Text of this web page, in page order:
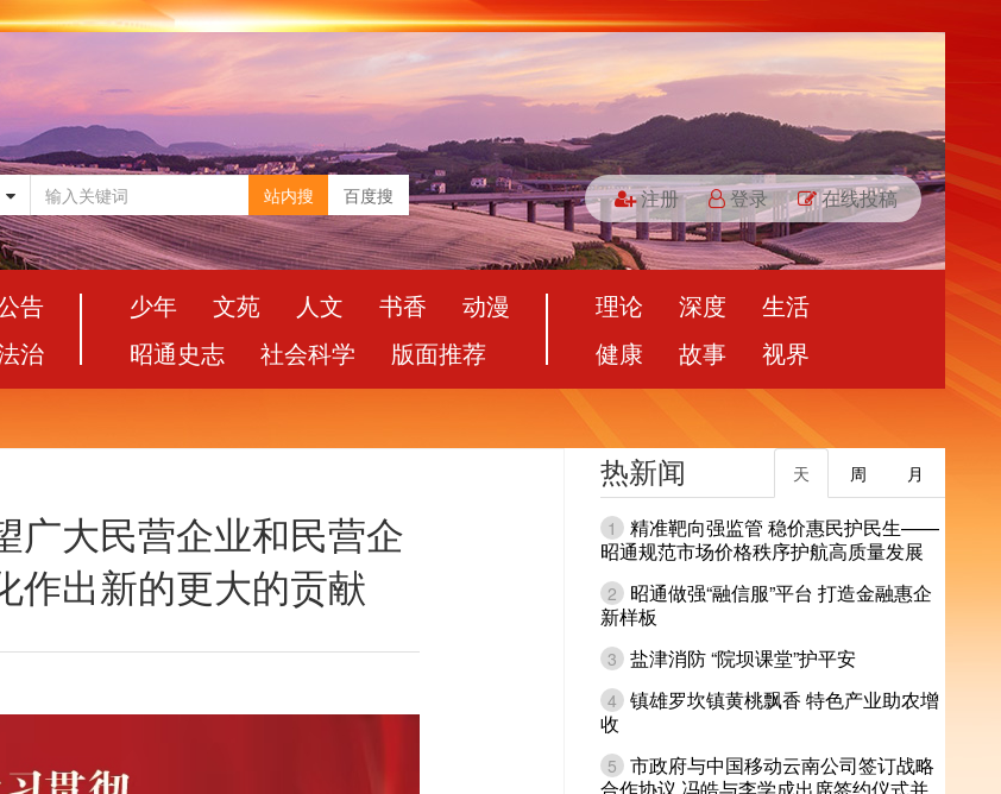
站内搜 百度搜 注册 登录 在线投稿
告
治
少年 文苑 人文 书香
动漫
昭通史志
社会科学 版面推荐
理论 深度
生活
健康
故事 视界
广大民营企业和民营企
作出新的更大的贡献
热新闻 月
周
天
1
精准靶向强监管 稳价惠民护民生——
昭通规范市场价格秩序护航高质量发展
2
昭通做强“融信服”平台 打造金融惠企
新样板
3 盐津消防 “院坝课堂”护平安
4 镇雄罗坎镇黄桃飘香 特色产业助农增
收
5 市政府与中国移动云南公司签订战略